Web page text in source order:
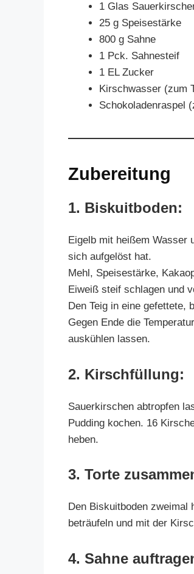
1 Glas
25 g Speisestärke
800 g Sahne
1 Pck. Sahnesteif
1 EL Zucker
Kirschwasser (zum
Schokoladenraspel
Zubereitung
1. Biskuitboden:
Eigelb mit heißem Wasser
sich aufgelöst hat.
Mehl, Speisestärke,
Eiweiß steif schlagen und
Den Teig in eine gefettete,
Gegen Ende die
auskühlen lassen.
2. Kirschfüllung:
Sauerkirschen abtropfen
Pudding kochen. 16
heben.
3. Torte
Den Biskuitboden zweimal
beträufeln und mit der
4. Sahne